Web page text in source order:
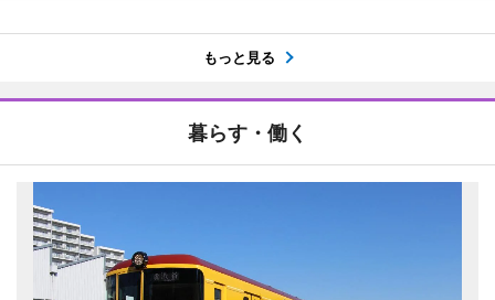
もっと見る
暮らす・働く